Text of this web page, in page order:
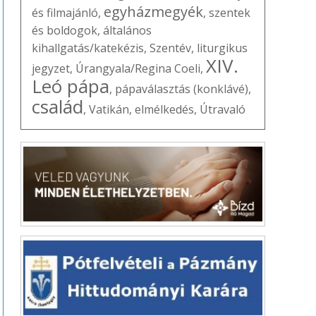
és filmajánló, egyházmegyék, szentek
és boldogok, általános
kihallgatás/katekézis, Szentév, liturgikus
jegyzet, Úrangyala/Regina Coeli, XIV.
Leó pápa, pápaválasztás (konklávé),
család, Vatikán, elmélkedés, Útravaló